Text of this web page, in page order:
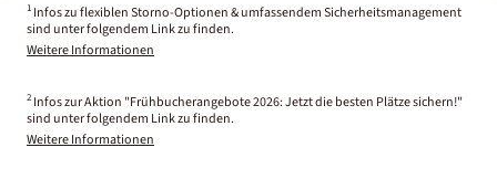
1 Infos zu flexiblen Storno-Optionen & umfassendem Sicherheitsmanagement
sind unter folgendem Link zu finden.
Weitere Informationen
2 Infos zur Aktion "Frühbucherangebote 2026: Jetzt die besten Plätze sichern!"
sind unter folgendem Link zu finden.
Weitere Informationen